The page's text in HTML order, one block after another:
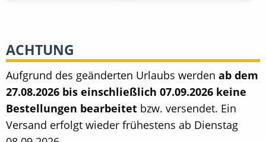
ACHTUNG
Aufgrund des geänderten Urlaubs werden ab dem
27.08.2026 bis einschließlich 07.09.2026 keine
Bestellungen bearbeitet bzw. versendet. Ein
Versand erfolgt wieder frühestens ab Dienstag